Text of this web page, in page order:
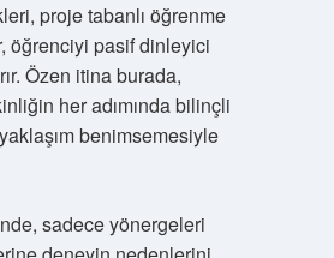
proje tabanlı öğrenme
öğrenciyi pasif dinleyici
Özen itina burada,
her adımında bilinçli
benimsemesiyle
sadece yönergeleri